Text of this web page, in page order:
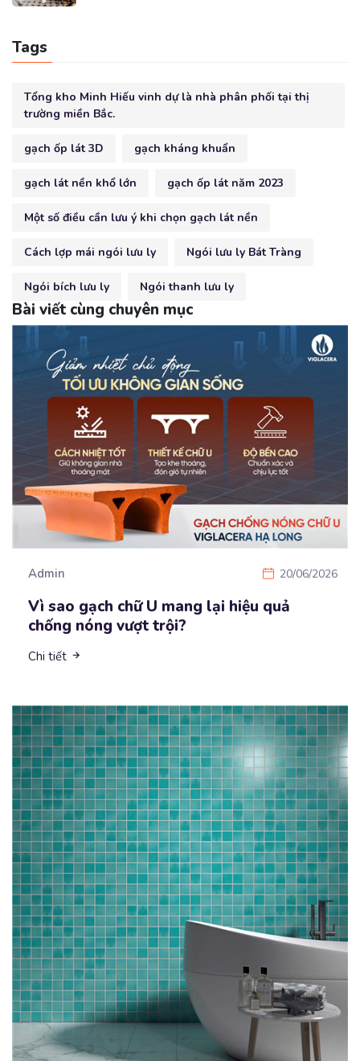
Tags
Tổng kho Minh Hiếu vinh dự là nhà phân phối tại thị
trường miền Bắc.
gạch ốp lát 3D gạch kháng khuẩn
gạch lát nền khổ lớn gạch ốp lát năm 2023
Một số điều cần lưu ý khi chọn gạch lát nền
Cách lợp mái ngói lưu ly Ngói lưu ly Bát Tràng
Ngói bích lưu ly Ngói thanh lưu ly
Bài viết cùng chuyên mục
Admin 20/06/2026
Vì sao gạch chữ U mang lại hiệu quả
chống nóng vượt trội?
Chi tiết